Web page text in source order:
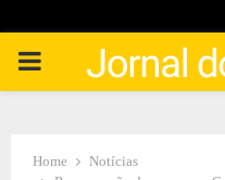
PRIMARY
Home
Notícias